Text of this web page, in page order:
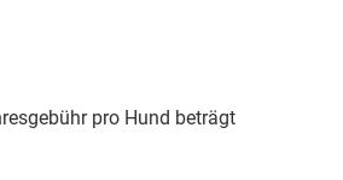
pro Hund beträgt